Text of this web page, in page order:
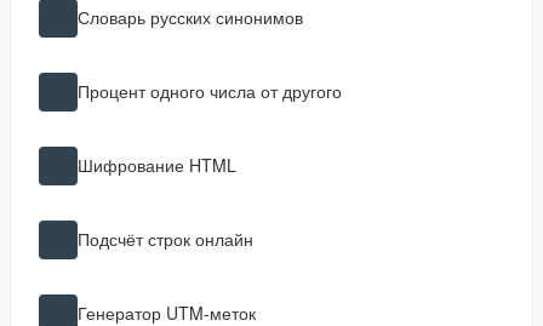
Словарь русских синонимов
Процент одного числа от другого
Шифрование HTML
Подсчёт строк онлайн
Генератор UTM-меток